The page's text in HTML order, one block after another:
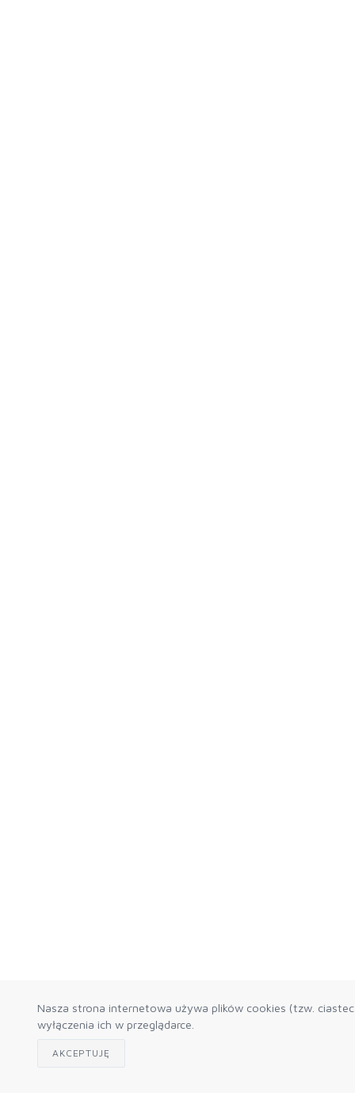
Nasza strona internetowa używa plików cookies (tzw.
wyłączenia ich w przeglądarce.
AKCEPTUJĘ